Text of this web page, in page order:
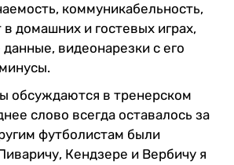
коммуникабельность,
в домашних и гостевых играх,
данные, видеонарезки с его
обсуждаются в тренерском
слово всегда оставалось за
футболистам были
Кендзере и Вербичу я